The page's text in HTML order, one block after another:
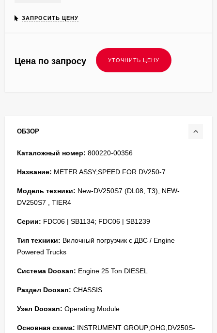
ЗАПРОСИТЬ ЦЕНУ
Цена по запросу
ОБЗОР
Каталожный номер: 800220-00356
Название: METER ASSY;SPEED FOR DV250-7
Модель техники: New-DV250S7 (DL08, T3), NEW-
DV250S7 , TIER4
Серии: FDC06 | SB1134; FDC06 | SB1239
Тип техники: Вилочный погрузчик с ДВС / Engine
Powered Trucks
Система Doosan: Engine 25 Ton DIESEL
Раздел Doosan: CHASSIS
Узел Doosan: Operating Module
Основная схема: INSTRUMENT GROUP;OHG,DV250S-